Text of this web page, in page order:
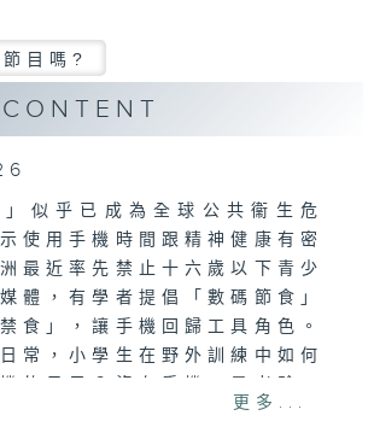
目嗎?
CONTENT
」似乎已成為全球公共衞生危
使用手機時間跟精神健康有密
最近率先禁止十六歲以下青少
體，有學者提倡「數碼節食」
食」，讓手機回歸工具角色。
常，小學生在野外訓練中如何
集追蹤不同世代，探討這場數
更多...